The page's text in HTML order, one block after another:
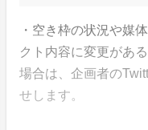
・空き枠の状況や媒
クト内容に変更があ
場合は、企画者の
せします。